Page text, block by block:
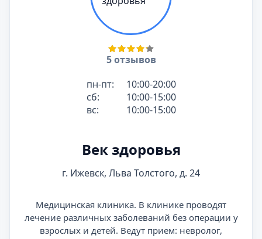
5 отзывов
пн-пт:
10:00-20:00
сб:
10:00-15:00
вс:
10:00-15:00
Век здоровья
г. Ижевск, Льва Толстого, д. 24
Медицинская клиника. В клинике проводят
лечение различных заболеваний без операции у
взрослых и детей. Ведут прием: невролог,